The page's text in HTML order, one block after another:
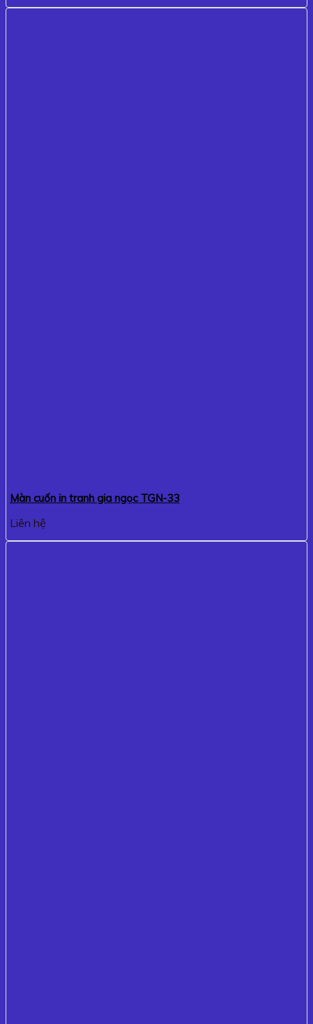
Màn cuốn in tranh gia ngọc TGN-33
Liên hệ